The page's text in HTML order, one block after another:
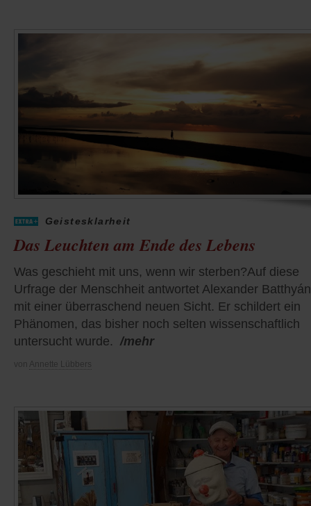
Geistesklarheit
Das Leuchten am Ende des Lebens
Was geschieht mit uns, wenn wir sterben?Auf diese
Urfrage der Menschheit antwortet Alexander
mit einer überraschend neuen Sicht. Er schildert ein
Phänomen, das bisher noch selten wissenschaftlich
untersucht wurde. /mehr
von Annette Lübbers